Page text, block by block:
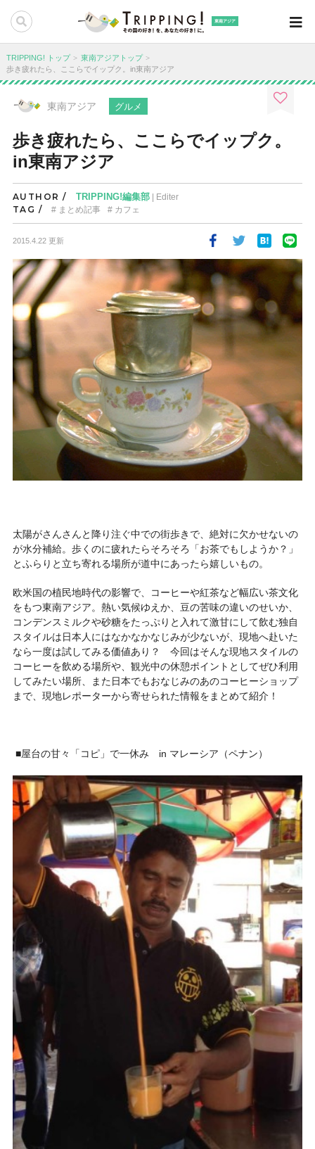
東南アジア
TRIPPING! トップ
東南アジアトップ
歩き疲れたら、ここらでイップク。in東南アジア
東南アジア グルメ
歩き疲れたら、ここらでイップク。
in東南アジア
AUTHOR / TRIPPING!編集部| Editer
TAG / まとめ記事 カフェ
2015.4.22 更新
太陽がさんさんと降り注ぐ中での街歩きで、絶対に欠かせないの
が水分補給。歩くのに疲れたらそろそろ「お茶でもしようか？」
とふらりと立ち寄れる場所が道中にあったら嬉しいもの。
欧米国の植民地時代の影響で、コーヒーや紅茶など幅広い茶文化
をもつ東南アジア。熱い気候ゆえか、豆の苦味の違いのせいか、
コンデンスミルクや砂糖をたっぷりと入れて激甘にして飲む独自
スタイルは日本人にはなかなかなじみが少ないが、現地へ赴いた
なら一度は試してみる価値あり？ 今回はそんな現地スタイルの
コーヒーを飲める場所や、観光中の休憩ポイントとしてぜひ利用
してみたい場所、また日本でもおなじみのあのコーヒーショップ
まで、現地レポーターから寄せられた情報をまとめて紹介！
■屋台の甘々「コピ」で一休み in マレーシア（ペナン）